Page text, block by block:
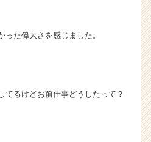
た偉大さを感じました。
てるけどお前仕事どうしたって？